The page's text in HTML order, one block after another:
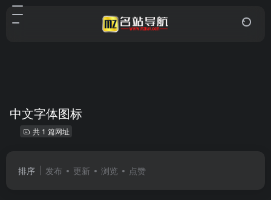
中文字体图标
共 1 篇网址
排序 发布 更新 浏览 点赞